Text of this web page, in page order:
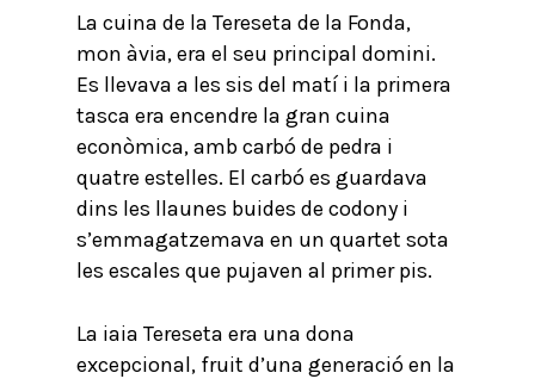
La cuina de la Tereseta de la Fonda,
mon àvia, era el seu principal domini.
Es llevava a les sis del matí i la primera
tasca era encendre la gran cuina
econòmica, amb carbó de pedra i
quatre estelles. El carbó es guardava
dins les llaunes buides de codony i
s’emmagatzemava en un quartet sota
les escales que pujaven al primer pis.
La iaia Tereseta era una dona
excepcional, fruit d’una generació en la